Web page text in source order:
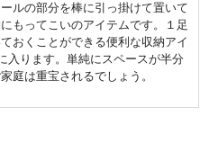
ルの部分を棒に引っ掛けて置いて
もってこいのアイテムです。１足
おくことができる便利な収納アイ
入ります。単純にスペースが半分
庭は重宝されるでしょう。